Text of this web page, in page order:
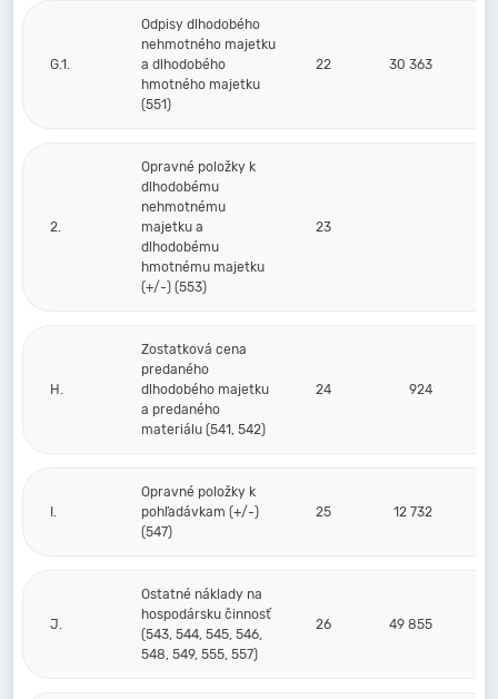
G.1.
Odpisy dlhodobého
nehmotného majetku
a dlhodobého
hmotného majetku
(551)
22 30 363
2.
Opravné položky k
dlhodobému
nehmotnému
majetku a
dlhodobému
hmotnému majetku
(+/-) (553)
23
H.
Zostatková cena
predaného
dlhodobého majetku
a predaného
materiálu (541, 542)
24 924
I.
Opravné položky k
pohľadávkam (+/-)
(547)
25 12 732
J.
Ostatné náklady na
hospodársku činnosť
(543, 544, 545, 546,
548, 549, 555, 557)
26 49 855